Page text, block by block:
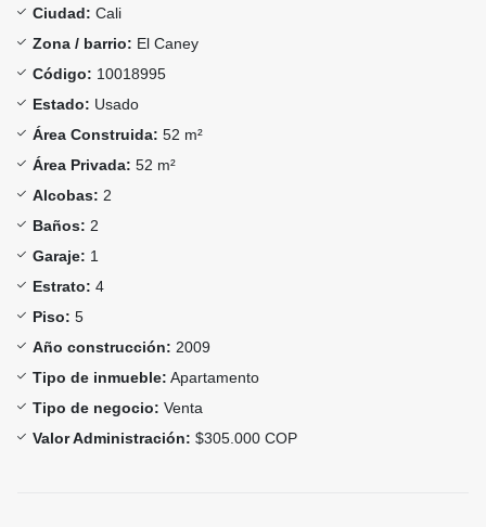
Ciudad: Cali
Zona / barrio: El Caney
Código: 10018995
Estado: Usado
Área Construida: 52 m²
Área Privada: 52 m²
Alcobas: 2
Baños: 2
Garaje: 1
Estrato: 4
Piso: 5
Año construcción: 2009
Tipo de inmueble: Apartamento
Tipo de negocio: Venta
Valor Administración: $305.000 COP